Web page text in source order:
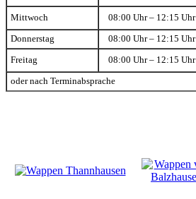
Mittwoch 08:00 Uhr – 12:15 Uhr
Donnerstag 08:00 Uhr – 12:15 Uhr
Freitag 08:00 Uhr – 12:15 Uhr
oder nach Terminabsprache